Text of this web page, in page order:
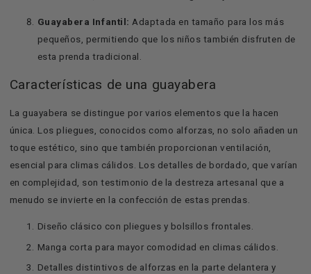
Guayabera Infantil: Adaptada en tamaño para los más
pequeños, permitiendo que los niños también disfruten de
esta prenda tradicional.
Características de una guayabera
La guayabera se distingue por varios elementos que la hacen
única. Los pliegues, conocidos como alforzas, no solo añaden un
toque estético, sino que también proporcionan ventilación,
esencial para climas cálidos. Los detalles de bordado, que varían
en complejidad, son testimonio de la destreza artesanal que a
menudo se invierte en la confección de estas prendas.
Diseño clásico con pliegues y bolsillos frontales.
Manga corta para mayor comodidad en climas cálidos.
Detalles distintivos de alforzas en la parte delantera y